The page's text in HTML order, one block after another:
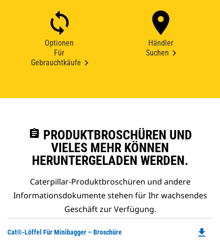
Optionen
Für
Gebrauchtkäufe
Händler
Suchen
assignment PRODUKTBROSCHÜREN UND
VIELES MEHR KÖNNEN
HERUNTERGELADEN WERDEN.
Caterpillar-Produktbroschüren und andere
Informationsdokumente stehen für Ihr wachsendes
Geschäft zur Verfügung.
Cat®-Löffel Für Minibagger – Broschüre file_download